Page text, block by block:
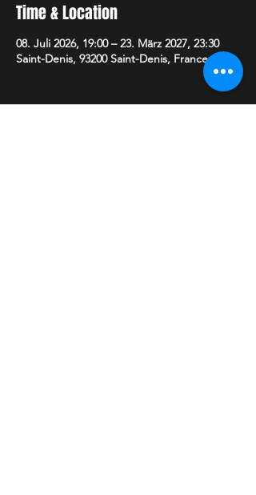
Time & Location
08. Juli 2026, 19:00 – 23. März 2027, 23:30
Saint-Denis, 93200 Saint-Denis, France